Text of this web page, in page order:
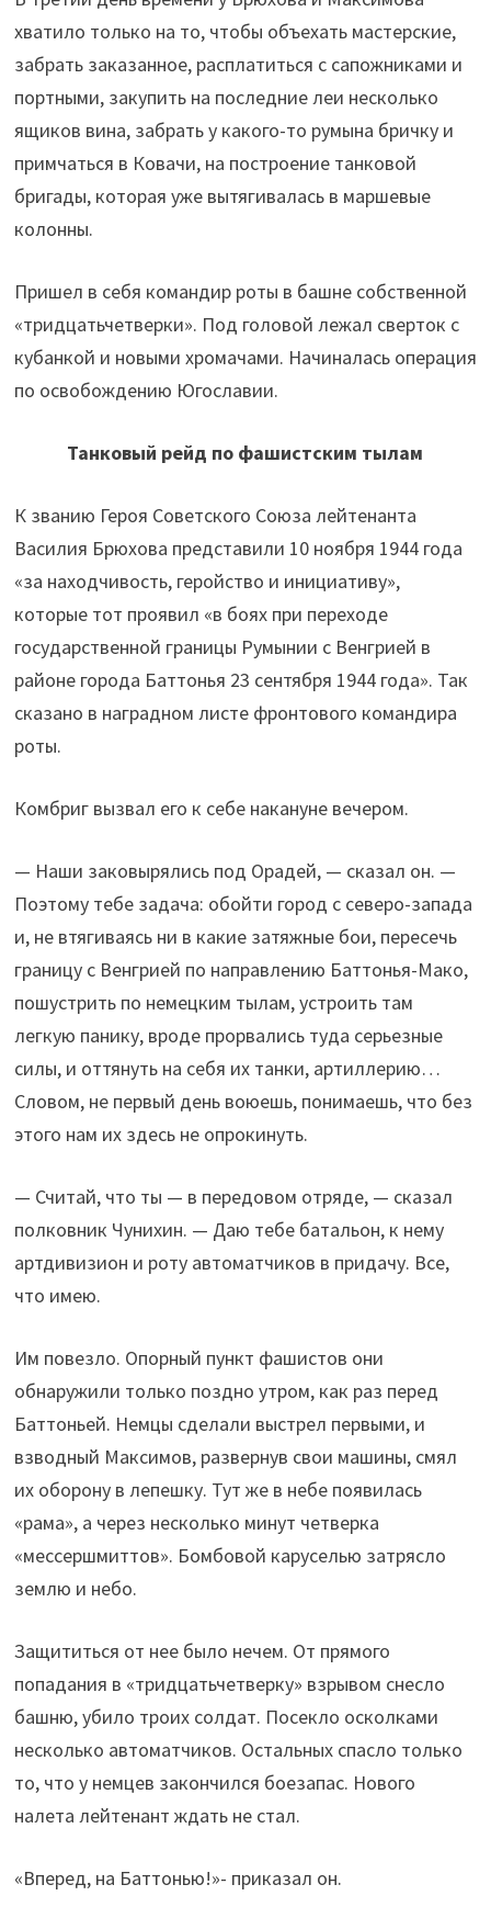
хватило только на то, чтобы объехать мастерские,
забрать заказанное, расплатиться с сапожниками и
портными, закупить на последние леи несколько
ящиков вина, забрать у какого-то румына бричку и
примчаться в Ковачи, на построение танковой
бригады, которая уже вытягивалась в маршевые
колонны.
Пришел в себя командир роты в башне собственной
«тридцатьчетверки». Под головой лежал сверток с
кубанкой и новыми хромачами. Начиналась операция
по освобождению Югославии.
Танковый рейд по фашистским тылам
К званию Героя Советского Союза лейтенанта
Василия Брюхова представили 10 ноября 1944 года
«за находчивость, геройство и инициативу»,
которые тот проявил «в боях при переходе
государственной границы Румынии с Венгрией в
районе города Баттонья 23 сентября 1944 года». Так
сказано в наградном листе фронтового командира
роты.
Комбриг вызвал его к себе накануне вечером.
— Наши заковырялись под Орадей, — сказал он. —
Поэтому тебе задача: обойти город с северо-запада
и, не втягиваясь ни в какие затяжные бои, пересечь
границу с Венгрией по направлению Баттонья-Мако,
пошустрить по немецким тылам, устроить там
легкую панику, вроде прорвались туда серьезные
силы, и оттянуть на себя их танки, артиллерию…
Словом, не первый день воюешь, понимаешь, что без
этого нам их здесь не опрокинуть.
— Считай, что ты — в передовом отряде, — сказал
полковник Чунихин. — Даю тебе батальон, к нему
артдивизион и роту автоматчиков в придачу. Все,
что имею.
Им повезло. Опорный пункт фашистов они
обнаружили только поздно утром, как раз перед
Баттоньей. Немцы сделали выстрел первыми, и
взводный Максимов, развернув свои машины, смял
их оборону в лепешку. Тут же в небе появилась
«рама», а через несколько минут четверка
«мессершмиттов». Бомбовой каруселью затрясло
землю и небо.
Защититься от нее было нечем. От прямого
попадания в «тридцатьчетверку» взрывом снесло
башню, убило троих солдат. Посекло осколками
несколько автоматчиков. Остальных спасло только
то, что у немцев закончился боезапас. Нового
налета лейтенант ждать не стал.
«Вперед, на Баттонью!»- приказал он.